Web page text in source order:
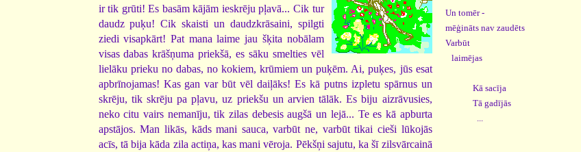
ir tik grūti! Es basām kājām ieskrēju pļavā... Cik tur
daudz puķu! Cik skaisti un daudzkrāsaini, spilgti
ziedi visapkārt! Pat mana laime jau šķita nobālam
visas dabas krāšņuma priekšā, es sāku smelties vēl
lielāku prieku no dabas, no kokiem, krūmiem un puķēm. Ai, puķes, jūs esat
apbrīnojamas! Kas gan var būt vēl daiļāks! Es kā putns izpletu spārnus un
skrēju, tik skrēju pa pļavu, uz priekšu un arvien tālāk. Es biju aizrāvusies,
neko citu vairs nemanīju, tik zilas debesis augšā un lejā... Te es kā apburta
apstājos. Man likās, kāds mani sauca, varbūt ne, varbūt tikai cieši lūkojās
acīs, tā bija kāda zila actiņa, kas mani vēroja. Pēkšņi sajutu, ka šī zilsvārcainā
Un tomēr -
mēģināts nav zaudēts
Varbūt
laimējas
Kā sacīja
Tā gadījās